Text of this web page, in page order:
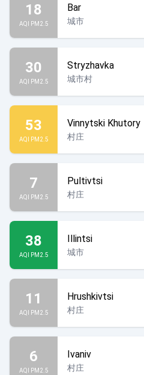
18
AQI PM2.5
Bar
城市
30
AQI PM2.5
Stryzhavka
城市村
53
AQI PM2.5
Vinnytski Khutory
村庄
7
AQI PM2.5
Pultivtsi
村庄
38
AQI PM2.5
Illintsi
城市
11
AQI PM2.5
Hrushkivtsi
村庄
6
AQI PM2.5
Ivaniv
村庄